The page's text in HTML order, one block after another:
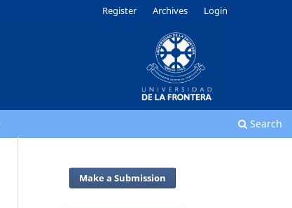
Search
Register Archives Login
Make a Submission